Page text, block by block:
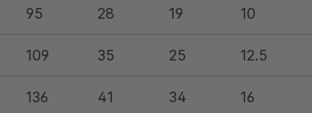
95 28 19 10
109 35 25 12.5
136 41 34 16